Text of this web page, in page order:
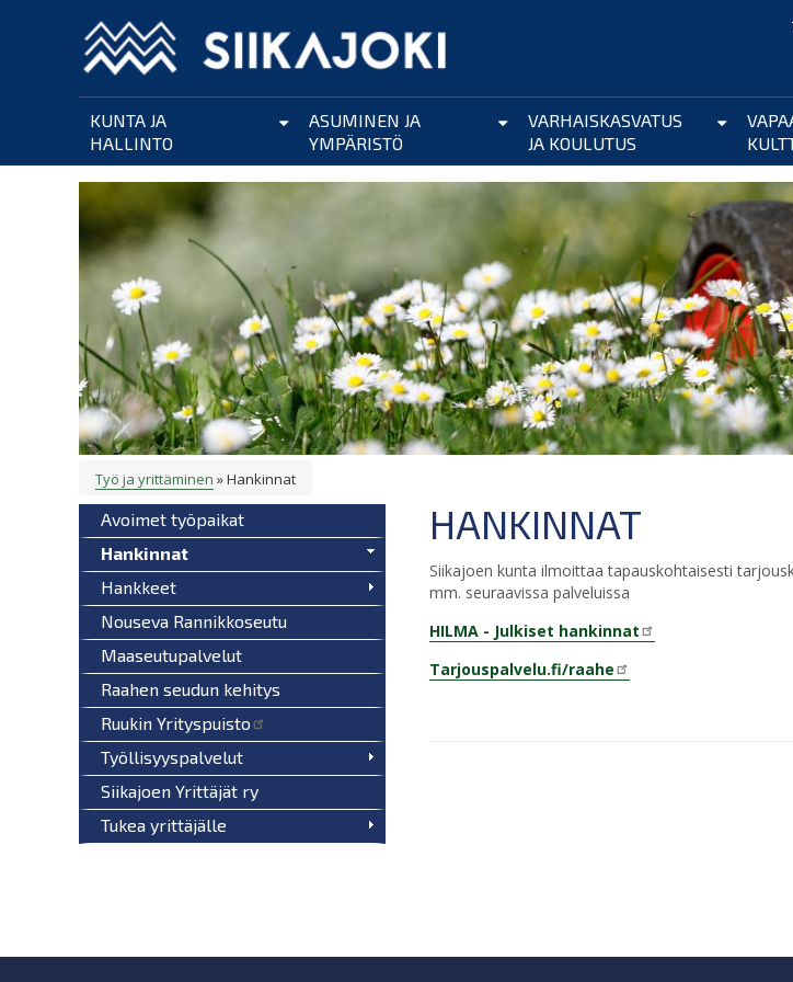
Hyppää
pääsisältöön
KUNTA JA
HALLINTO
ASUMINEN JA
YMPÄRISTÖ
VARHAISKASVATUS
JA KOULUTUS
MURUPOLKU
Työ ja yrittäminen Hankinnat
Avoimet työpaikat
Hankinnat
Hankkeet
Nouseva Rannikkoseutu
Maaseutupalvelut
Raahen seudun kehitys
Ruukin Yrityspuisto
Työllisyyspalvelut
Siikajoen Yrittäjät ry
Tukea yrittäjälle
HANKINNAT
Siikajoen kunta ilmoittaa tapauskohtaisesti
mm. seuraavissa palveluissa
HILMA - Julkiset hankinnat
Tarjouspalvelu.fi/raahe